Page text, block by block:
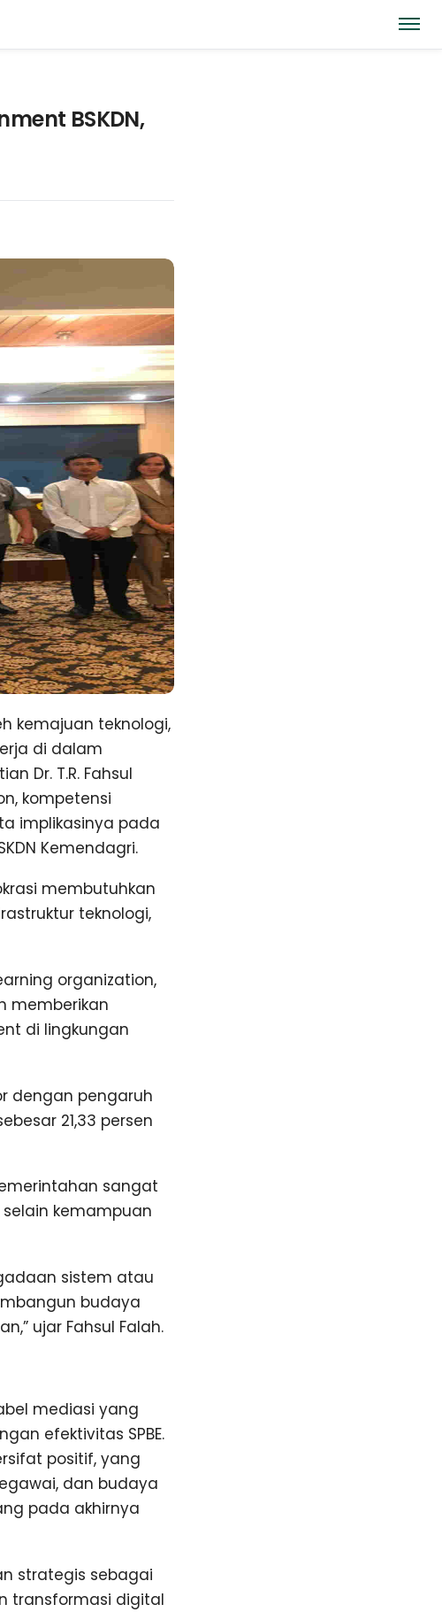
BSKDN,
kemajuan teknologi,
di dalam
Dr. T.R. Fahsul
kompetensi
implikasinya pada
Kemendagri.
membutuhkan
teknologi,
organization,
memberikan
di lingkungan
dengan pengaruh
21,33 persen
sangat
kemampuan
sistem atau
budaya
ujar Fahsul Falah.
mediasi yang
efektivitas SPBE.
positif, yang
dan budaya
pada akhirnya
strategis sebagai
transformasi digital